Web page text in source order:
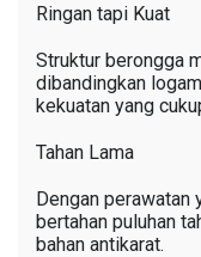
Ringan tapi Kuat
Struktur berongga
dibandingkan
kekuatan yang
Tahan Lama
Dengan
bertahan puluhan
bahan antikarat.